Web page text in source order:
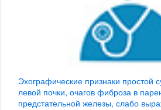
Эхографические признаки простой
левой почки, очагов фиброза в
предстательной железы, слабо